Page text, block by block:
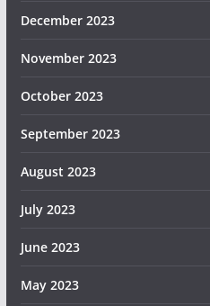
December 2023
November 2023
October 2023
September 2023
August 2023
July 2023
June 2023
May 2023